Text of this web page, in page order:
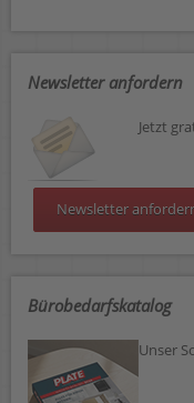
Newsletter anfordern
Jetzt
Newsletter
Bürobedarfskatalog
Unser